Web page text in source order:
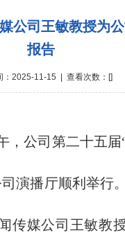
公司王敏教授为
报告
：2025-11-15 | 查看次数：[]
，公司第二十五
演播厅顺利举行
传媒公司王敏教